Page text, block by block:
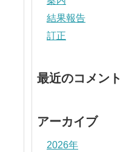
結果報告
訂正
最近のコメント
アーカイブ
2026年